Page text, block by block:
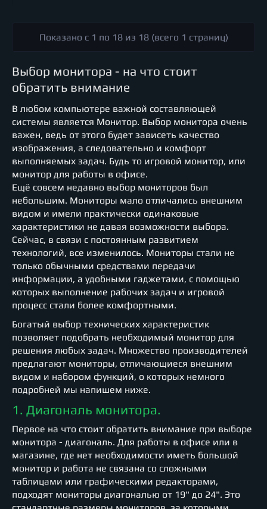
Показано с 1 по 18 из 18 (всего 1 страниц)
Выбор монитора - на что стоит
обратить внимание
В любом компьютере важной составляющей
системы является Монитор. Выбор монитора очень
важен, ведь от этого будет зависеть качество
изображения, а следовательно и комфорт
выполняемых задач. Будь то игровой монитор, или
монитор для работы в офисе.
Ещё совсем недавно выбор мониторов был
небольшим. Мониторы мало отличались внешним
видом и имели практически одинаковые
характеристики не давая возможности выбора.
Сейчас, в связи с постоянным развитием
технологий, все изменилось. Мониторы стали не
только обычными средствами передачи
информации, а удобными гаджетами, с помощью
которых выполнение рабочих задач и игровой
процесс стали более комфортными.
Богатый выбор технических характеристик
позволяет подобрать необходимый монитор для
решения любых задач. Множество производителей
предлагают мониторы, отличающиеся внешним
видом и набором функций, о которых немного
подробней мы напишем ниже.
1. Диагональ монитора.
Первое на что стоит обратить внимание при выборе
монитора - диагональ. Для работы в офисе или в
магазине, где нет необходимости иметь большой
монитор и работа не связана со сложными
таблицами или графическими редакторами,
подходят мониторы диагональю от 19" до 24". Это